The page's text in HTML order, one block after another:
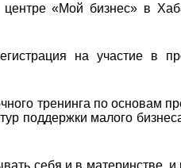
«Мой бизнес» в
на участие в
тренинга по основам
поддержки малого
себя и в материнстве,